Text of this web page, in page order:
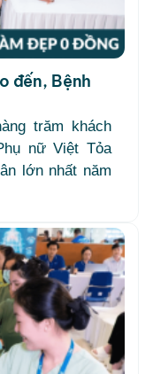
đến, Bệnh
trăm khách
nữ Việt Tỏa
lớn nhất năm